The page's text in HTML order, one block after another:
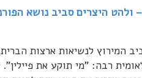
ולהט היצרים סביב נושא
המירוץ לנשיאות ארצות
רבה: "מי תוקע את פיילין".